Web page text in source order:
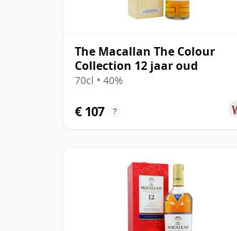
The Macallan The Colour
Collection 12 jaar oud
70cl • 40%
€ 107 ?